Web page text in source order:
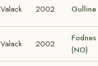
Valack 2002
Valack 2002
Fodnes
(NO)